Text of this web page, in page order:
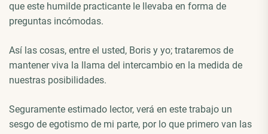
que este humilde practicante le llevaba en forma de
preguntas incómodas.
Así las cosas, entre el usted, Boris y yo; trataremos de
mantener viva la llama del intercambio en la medida de
nuestras posibilidades.
Seguramente estimado lector, verá en este trabajo un
sesgo de egotismo de mi parte, por lo que primero van las